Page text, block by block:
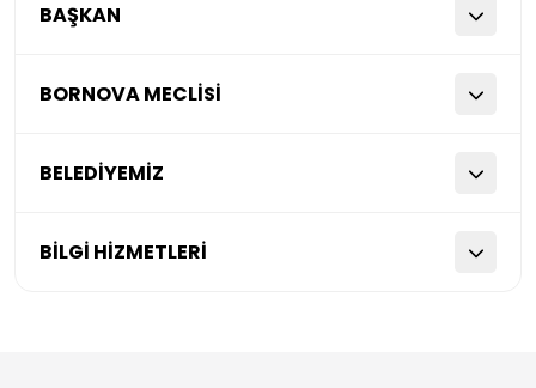
BAŞKAN
BORNOVA MECLİSİ
BELEDİYEMİZ
BİLGİ HİZMETLERİ